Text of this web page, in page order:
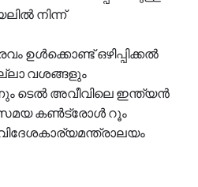
നിന്ന്
ഉള്‍ക്കൊണ്ട് ഒഴിപ്പിക്കല്‍
വശങ്ങളും
ടെല്‍ അവീവിലെ ഇന്ത്യന്‍
കണ്‍ട്രോള്‍ റൂം